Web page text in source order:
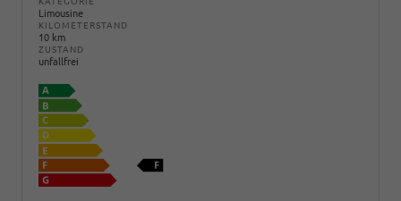
Limousine
KILOMETERSTAND
10 km
ZUSTAND
unfallfrei